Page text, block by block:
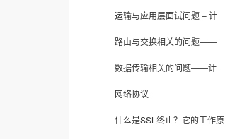
运输与应用层面试问题 – 计
路由与交换相关的问题——
数据传输相关的问题——计
网络协议
什么是SSL终止？它的工作原